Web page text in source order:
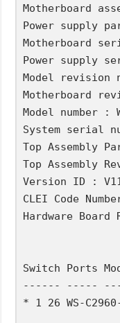
Motherboard
Power supply
Motherboard
Power supply
Model revision
Motherboard
Model number :
System serial
Top Assembly
Top Assembly
Version ID :
CLEI Code
Hardware Board
Switch
------
* 1 26 WS-